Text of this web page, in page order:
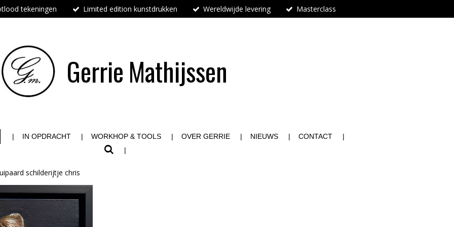
tekeningen Limited edition kunstdrukken Wereldwijde levering Masterclass
Gerrie Mathijssen
IN OPDRACHT WORKHOP & TOOLS OVER GERRIE NIEUWS CONTACT
schilderijtje chris